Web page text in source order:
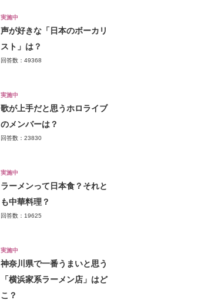
実施中
声が好きな「日本のボーカリ
スト」は？
回答数：49368
実施中
歌が上手だと思うホロライブ
のメンバーは？
回答数：23830
実施中
ラーメンって日本食？それと
も中華料理？
回答数：19625
実施中
神奈川県で一番うまいと思う
「横浜家系ラーメン店」はど
こ？